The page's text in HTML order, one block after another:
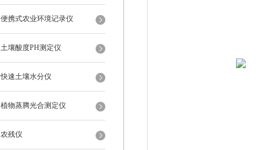
便携式农业环境记录仪
土壤酸度PH测定仪
快速土壤水分仪
植物蒸腾光合测定仪
农残仪